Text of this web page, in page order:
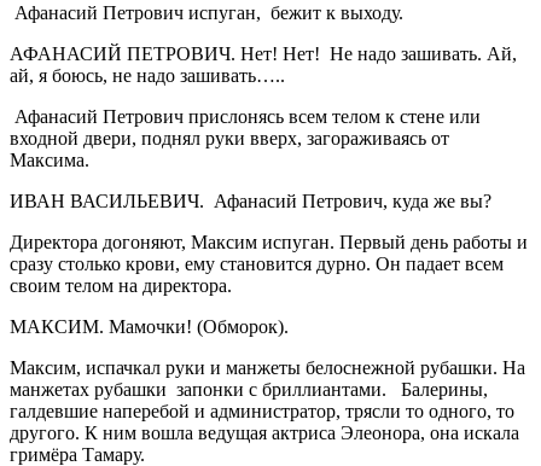
Афанасий Петрович испуган, бежит к выходу.
АФАНАСИЙ ПЕТРОВИЧ. Нет! Нет! Не надо зашивать. Ай,
ай, я боюсь, не надо зашивать…..
Афанасий Петрович прислонясь всем телом к стене или
входной двери, поднял руки вверх, загораживаясь от
Максима.
ИВАН ВАСИЛЬЕВИЧ. Афанасий Петрович, куда же вы?
Директора догоняют, Максим испуган. Первый день работы и
сразу столько крови, ему становится дурно. Он падает всем
своим телом на директора.
МАКСИМ. Мамочки! (Обморок).
Максим, испачкал руки и манжеты белоснежной рубашки. На
манжетах рубашки запонки с бриллиантами. Балерины,
галдевшие наперебой и администратор, трясли то одного, то
другого. К ним вошла ведущая актриса Элеонора, она искала
гримёра Тамару.